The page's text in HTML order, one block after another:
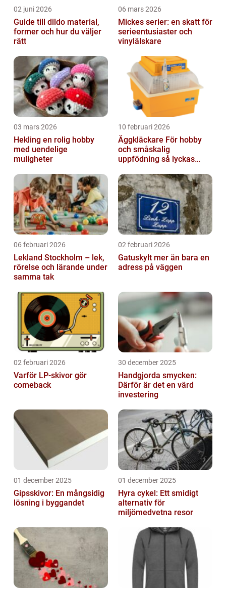
02 juni 2026
Guide till dildo material,
former och hur du väljer
rätt
06 mars 2026
Mickes serier: en skatt för
serieentusiaster och
vinylälskare
03 mars 2026
Hekling en rolig hobby
med uendelige
muligheter
10 februari 2026
Äggkläckare För hobby
och småskalig
uppfödning så lyckas
06 februari 2026
Lekland Stockholm – lek,
rörelse och lärande under
samma tak
02 februari 2026
Gatuskylt mer än bara en
adress på väggen
02 februari 2026
Varför LP-skivor gör
comeback
30 december 2025
Handgjorda smycken:
Därför är det en värd
investering
01 december 2025
Gipsskivor: En mångsidig
lösning i byggandet
01 december 2025
Hyra cykel: Ett smidigt
alternativ för
miljömedvetna resor